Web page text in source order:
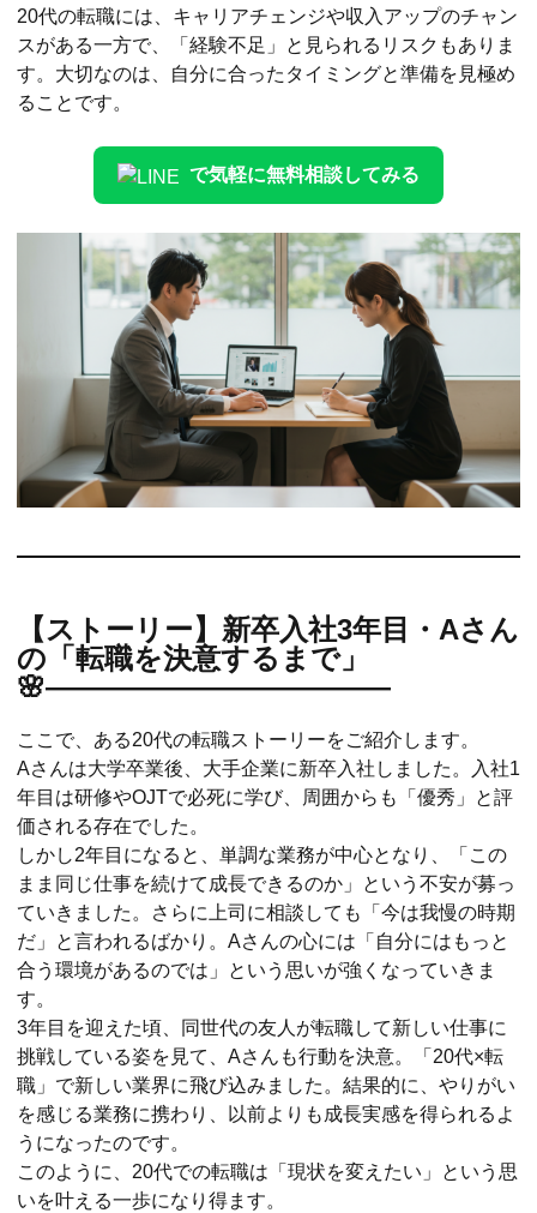
20代の転職には、キャリアチェンジや収入アップのチャン
スがある一方で、「経験不足」と見られるリスクもありま
す。大切なのは、自分に合ったタイミングと準備を見極め
ることです。
で気軽に無料相談してみる
【ストーリー】新卒入社3年目・Aさん
の「転職を決意するまで」
🌸――――――――――――
ここで、ある20代の転職ストーリーをご紹介します。
Aさんは大学卒業後、大手企業に新卒入社しました。入社1
年目は研修やOJTで必死に学び、周囲からも「優秀」と評
価される存在でした。
しかし2年目になると、単調な業務が中心となり、「この
まま同じ仕事を続けて成長できるのか」という不安が募っ
ていきました。さらに上司に相談しても「今は我慢の時期
だ」と言われるばかり。Aさんの心には「自分にはもっと
合う環境があるのでは」という思いが強くなっていきま
す。
3年目を迎えた頃、同世代の友人が転職して新しい仕事に
挑戦している姿を見て、Aさんも行動を決意。「20代×転
職」で新しい業界に飛び込みました。結果的に、やりがい
を感じる業務に携わり、以前よりも成長実感を得られるよ
うになったのです。
このように、20代での転職は「現状を変えたい」という思
いを叶える一歩になり得ます。